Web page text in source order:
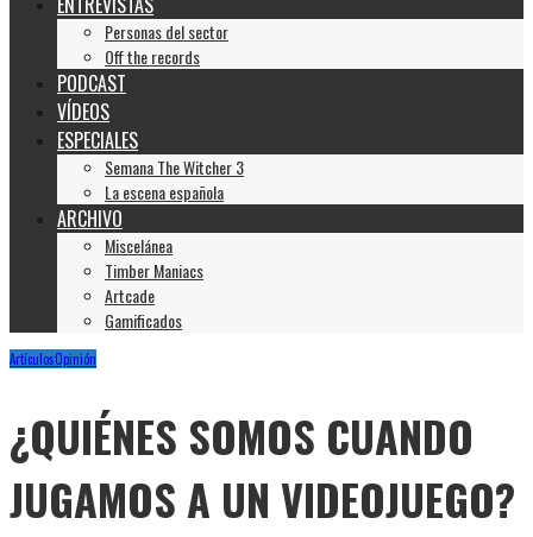
Personas del sector
Off the records
PODCAST
VÍDEOS
ESPECIALES
Semana The Witcher 3
La escena española
ARCHIVO
Miscelánea
Timber Maniacs
Artcade
Gamificados
ArtículosOpinión
¿QUIÉNES SOMOS CUANDO
JUGAMOS A UN VIDEOJUEGO?